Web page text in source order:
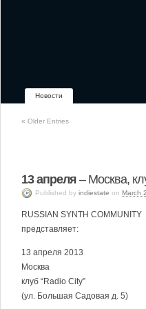
Новости
« Older Entries
13 апреля – Москва,
Published by indiestate on March
RUSSIAN SYNTH COMMUNITY
представляет:
13 апреля 2013
Москва
клуб “Radio City”
(ул. Большая Садовая д. 5)